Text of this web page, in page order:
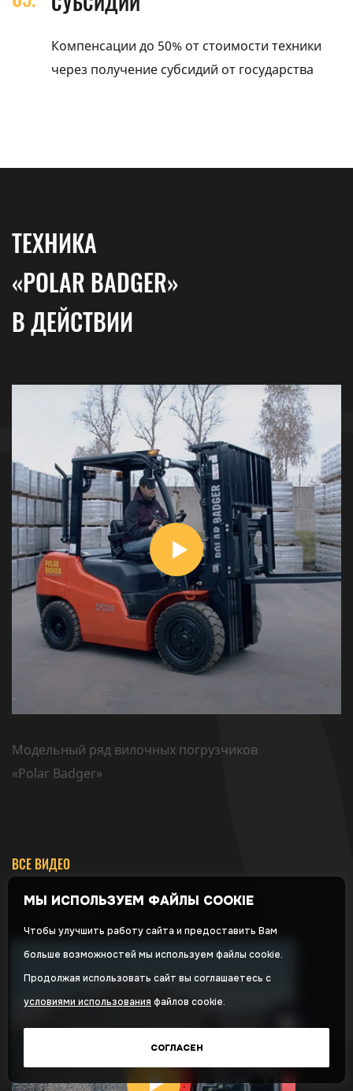
Компенсации до 50% от стоимости техники
через получение субсидий от государства
ТЕХНИКА
«POLAR BADGER»
В ДЕЙСТВИИ
Модельный ряд вилочных погрузчиков
«Polar Badger»
ВСЕ ВИДЕО
МЫ ИСПОЛЬЗУЕМ ФАЙЛЫ COOKIE
Чтобы улучшить работу сайта и предоставить Вам
больше возможностей мы используем файлы cookie.
Продолжая использовать сайт вы соглашаетесь с
условиями использования файлов cookie.
СОГЛАСЕН